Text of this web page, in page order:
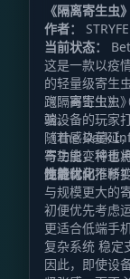
《隔离寄生虫
作者：
当前状态：
这是一款以疫
的轻量级寄生
跑：寄生虫》
验。
《隔离寄生虫
端设备的玩家
（The Dark
与功能，将重
步进化、不断
随着感染蔓延
寄生虫变种也
随着时间推移
性能优化
与规模更大的
初便优先考虑
更适合低端手
复杂系统 稳定
因此，即使设